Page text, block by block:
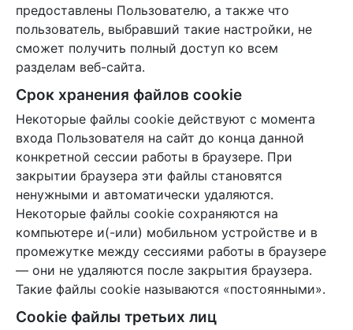
предоставлены Пользователю, а также что
пользователь, выбравший такие настройки, не
сможет получить полный доступ ко всем
разделам веб-сайта.
Срок хранения файлов cookie
Некоторые файлы cookie действуют с момента
входа Пользователя на сайт до конца данной
конкретной сессии работы в браузере. При
закрытии браузера эти файлы становятся
ненужными и автоматически удаляются.
Некоторые файлы cookie сохраняются на
компьютере и(-или) мобильном устройстве и в
промежутке между сессиями работы в браузере
— они не удаляются после закрытия браузера.
Такие файлы cookie называются «постоянными».
Cookie файлы третьих лиц